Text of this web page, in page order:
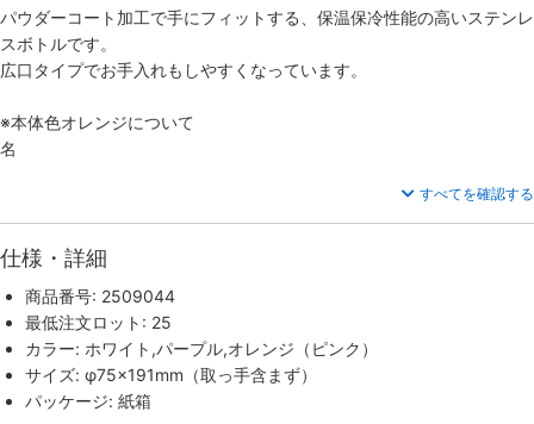
パウダーコート加工で手にフィットする、保温保冷性能の高いステンレ
スボトルです。
広口タイプでお手入れもしやすくなっています。
※本体色オレンジについて
名
すべてを確認する
仕様・詳細
商品番号: 2509044
最低注文ロット: 25
カラー: ホワイト,パープル,オレンジ（ピンク）
サイズ: φ75×191mm（取っ手含まず）
パッケージ: 紙箱